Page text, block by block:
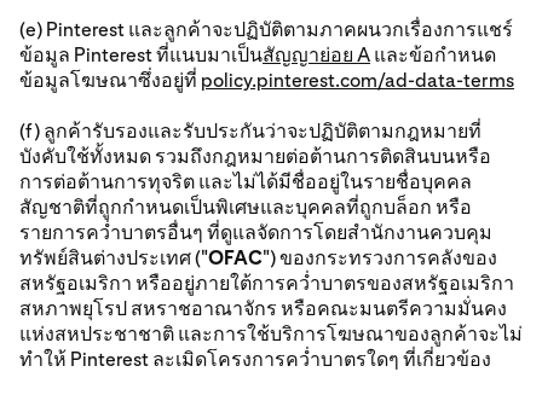
(e) Pinterest และลูกค้าจะปฏิบัติตามภาคผนวกเรื่องการแชร์
ข้อมูล Pinterest ที่แนบมาเป็นสัญญาย่อย A และข้อกําหนด
ข้อมูลโฆษณาซึ่งอยู่ที่ policy.pinterest.com/ad-data-terms
(f) ลูกค้ารับรองและรับประกันว่าจะปฏิบัติตามกฎหมายที่
บังคับใช้ทั้งหมด รวมถึงกฎหมายต่อต้านการติดสินบนหรือ
การต่อต้านการทุจริต และไม่ได้มีชื่ออยู่ในรายชื่อบุคคล
สัญชาติที่ถูกกำหนดเป็นพิเศษและบุคคลที่ถูกบล็อก หรือ
รายการคว่ำบาตรอื่นๆ ที่ดูแลจัดการโดยสำนักงานควบคุม
ทรัพย์สินต่างประเทศ ("OFAC") ของกระทรวงการคลังของ
สหรัฐอเมริกา หรืออยู่ภายใต้การคว่ำบาตรของสหรัฐอเมริกา
สหภาพยุโรป สหราชอาณาจักร หรือคณะมนตรีความมั่นคง
แห่งสหประชาชาติ และการใช้บริการโฆษณาของลูกค้าจะไม่
ทำให้ Pinterest ละเมิดโครงการคว่ำบาตรใดๆ ที่เกี่ยวข้อง